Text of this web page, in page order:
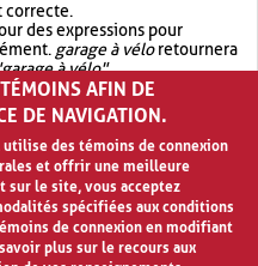
correcte.
des expressions pour
garage à véloretournera
à vélo".
avec OR.garage OR vélo
quegarage à vélo
AFIN DE
DE NAVIGATION.
des témoins de connexion
et offrir une meilleure
sur le site, vous acceptez
spécifiées aux conditions
de connexion en modifiant
plus sur le recours aux